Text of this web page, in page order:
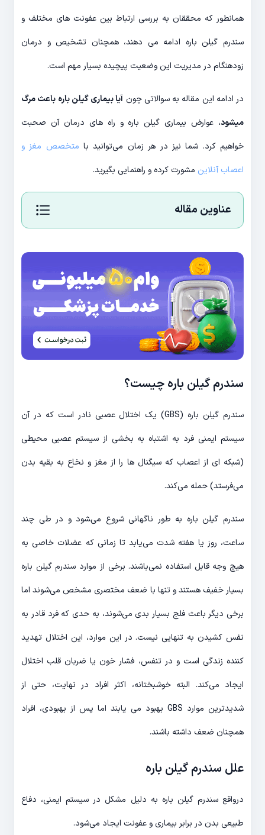
همانطور که محققان به بررسی ارتباط بین عفونت های مختلف و
سندرم گیلن باره ادامه می دهند، همچنان تشخیص و درمان
زودهنگام در مدیریت این وضعیت پیچیده بسیار مهم است.
در ادامه این مقاله به سوالاتی چون آیا بیماری گیلن باره باعث مرگ
میشود، عوارض بیماری گیلن باره و راه های درمان آن صحبت
خواهیم کرد. شما نیز در هر زمان می‌توانید با متخصص مغز و
اعصاب آنلاین مشورت کرده و راهنمایی بگیرید.
عناوین مقاله
سندرم گیلن باره چیست؟
سندرم گیلن باره (GBS) یک اختلال عصبی نادر است که در آن
سیستم ایمنی فرد به اشتباه به بخشی از سیستم عصبی محیطی
(شبکه ای از اعصاب که سیگنال ها را از مغز و نخاع به بقیه بدن
می‌فرستد) حمله می‌کند.
سندرم گیلن باره به طور ناگهانی شروع می‌‍شود و در طی چند
ساعت، روز یا هفته شدت می‌یابد تا زمانی که عضلات خاصی به
هیچ وجه قابل استفاده نمی‌باشند. برخی از موارد سندرم گیلن باره
بسیار خفیف هستند و تنها با ضعف مختصری مشخص می‌شوند اما
برخی دیگر باعث فلج بسیار بدی می‌شوند، به حدی که فرد قادر به
نفس کشیدن به تنهایی نیست. در این موارد، این اختلال تهدید
کننده زندگی است و در تنفس، فشار خون یا ضربان قلب اختلال
ایجاد می‌کند. البته خوشبختانه، اکثر افراد در نهایت، حتی از
شدیدترین موارد GBS بهبود می یابند اما پس از بهبودی، افراد
همچنان ضعف داشته باشند.
علل سندرم گیلن باره
درواقع سندرم گیلن باره به دلیل مشکل در سیستم ایمنی، دفاع
طبیعی بدن در برابر بیماری و عفونت ایجاد می‌شود.